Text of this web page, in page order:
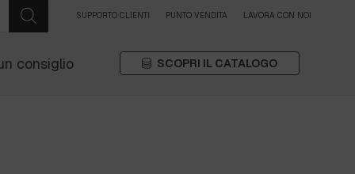
SUPPORTO CLIENTI PUNTO VENDITA LAVORA CON NOI
consiglio SCOPRI IL CATALOGO